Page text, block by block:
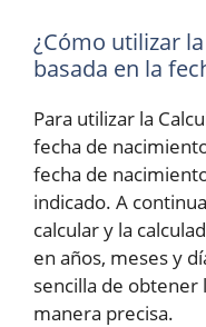
¿Cómo utilizar
basada en la
Para utilizar la
fecha de
fecha de
indicado. A
calcular y la
en años, meses y
sencilla de obtener
manera precisa.